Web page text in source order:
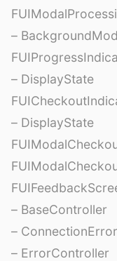
–
– DisplayState
– DisplayState
– BaseController
–
– ErrorController